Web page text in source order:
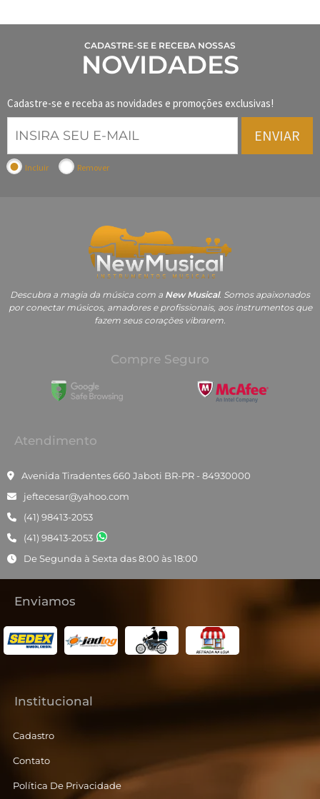
CADASTRE-SE E RECEBA NOSSAS
NOVIDADES
Cadastre-se e receba as novidades e promoções exclusivas!
ENVIAR
Incluir Remover
Descubra a magia da música com a New Musical. Somos apaixonados
por conectar músicos, amadores e profissionais, aos instrumentos que
fazem seus corações vibrarem.
Compre Seguro
Atendimento
Avenida Tiradentes 660 Jaboti BR-PR - 84930000
jeftecesar@yahoo.com
(41) 98413-2053
(41) 98413-2053
De Segunda à Sexta das 8:00 às 18:00
Enviamos
Institucional
Cadastro
Contato
Política De Privacidade